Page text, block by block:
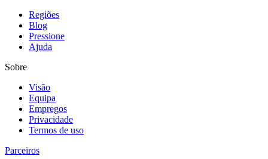
Regiões
Blog
Pressione
Ajuda
Sobre
Visão
Equipa
Empregos
Privacidade
Termos de uso
Parceiros